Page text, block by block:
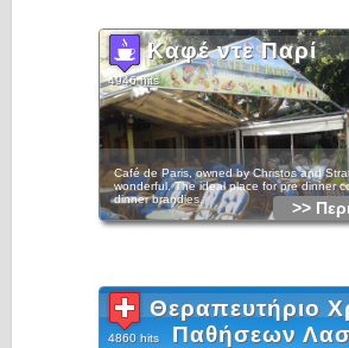
Καφέ ντε Παρί
4946 hits
Café de Paris, owned by Christos and
wonderful. The ideal place for pre dinner
dinner brandies.
>>
Θεραπευτήριο
Παθήσεων
4860 hits